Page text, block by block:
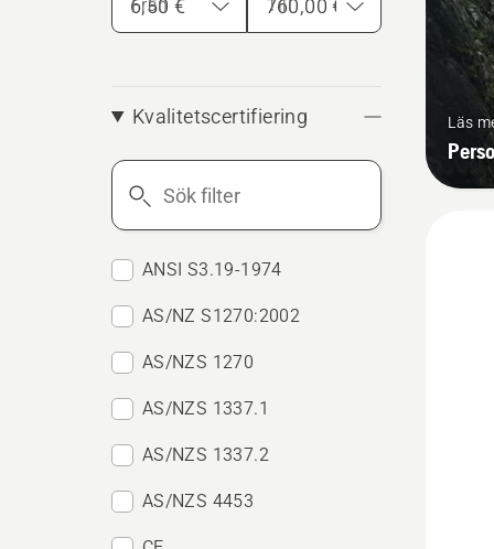
Från Till
Kvalitetscertifiering
Sök
filter
ANSI S3.19-1974
AS/NZ S1270:2002
AS/NZS 1270
AS/NZS 1337.1
AS/NZS 1337.2
AS/NZS 4453
Läs